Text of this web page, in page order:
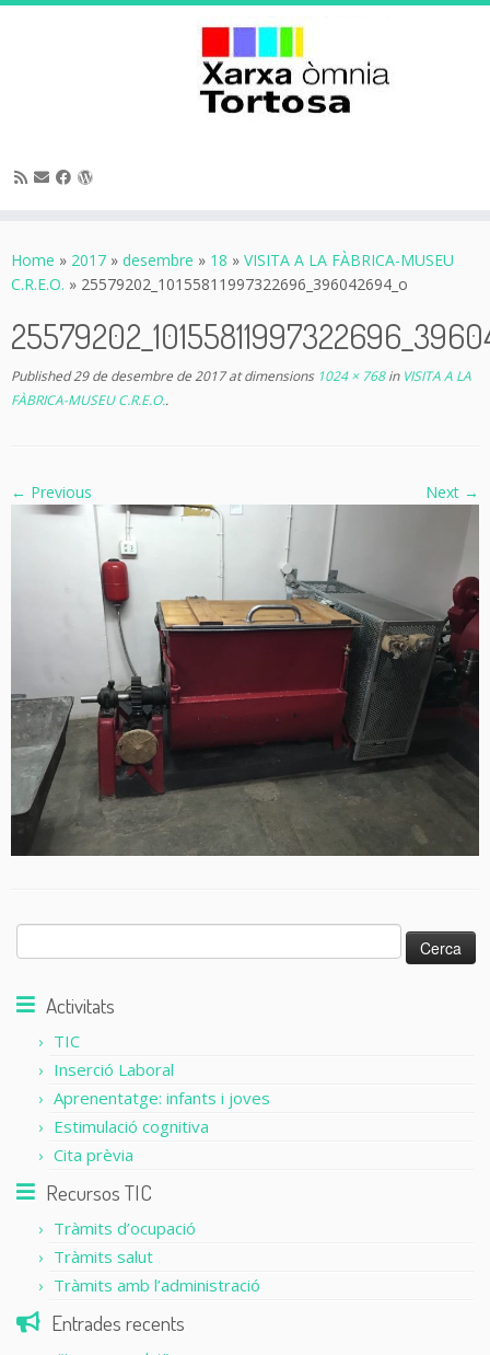
to
content
Home » 2017 » desembre » 18 » VISITA A LA FÀBRICA-MUSEU
C.R.E.O. » 25579202_10155811997322696_396042694_o
Published29 de desembre de 2017at dimensions1024 × 768inVISITA A LA
FÀBRICA-MUSEU C.R.E.O..
← Previous Next →
Cerca:
Activitats
TIC
Inserció Laboral
Aprenentatge: infants i joves
Estimulació cognitiva
Cita prèvia
Recursos TIC
Tràmits d’ocupació
Tràmits salut
Tràmits amb l’administració
Entrades recents